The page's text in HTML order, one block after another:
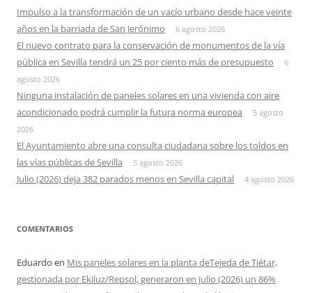
Impulso a la transformación de un vacío urbano desde hace veinte
años en la barriada de San Jerónimo
6 agosto 2026
El nuevo contrato para la conservación de monumentos de la vía
pública en Sevilla tendrá un 25 por ciento más de presupuesto
6
agosto 2026
Ninguna instalación de paneles solares en una vivienda con aire
acondicionado podrá cumplir la futura norma europea
5 agosto
2026
El Ayuntamiento abre una consulta ciudadana sobre los toldos en
las vías públicas de Sevilla
5 agosto 2026
Julio (2026) deja 382 parados menos en Sevilla capital 4 agosto 2026
COMENTARIOS
Eduardo en Mis paneles solares en la planta deTejeda de Tiétar,
gestionada por Ekiluz/Repsol, generaron en julio (2026) un 86%